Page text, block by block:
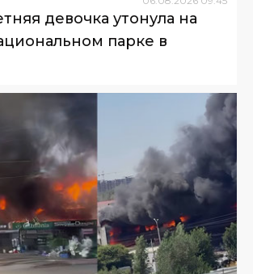
девочка утонула на
парке в